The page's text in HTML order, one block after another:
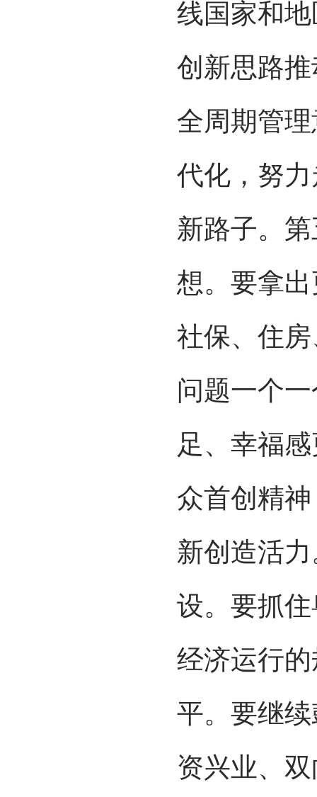
线国家和
创新思路
全周期管
代化，努
新路子。
想。要拿
社保、住
问题一个
足、幸福
众首创精
新创造活
设。要抓
经济运行
平。要继
资兴业、